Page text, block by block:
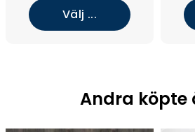
surface)
Välj ...
Andra köpte